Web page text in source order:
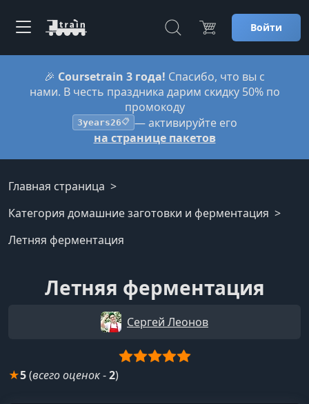
Войти
🎉 Coursetrain 3 года! Спасибо, что вы с
нами. В честь праздника дарим скидку 50% по
промокоду
3years26📋 — активируйте его
на странице пакетов
Главная страница
Категория домашние заготовки и ферментация
Летняя ферментация
Летняя ферментация
Сергей Леонов
★5(всего оценок-2)